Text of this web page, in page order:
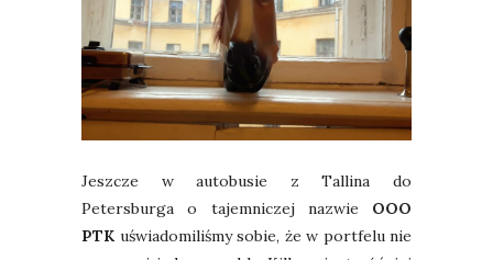
Jeszcze w autobusie z Tallina do
Petersburga o tajemniczej nazwie OOO
PTK uświadomiliśmy sobie, że w portfelu nie